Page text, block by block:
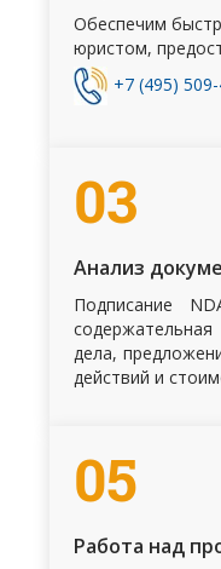
Обеспечим
юристом,
+7 (495)
03
Анализ
Подписание
дела,
действий и
05
Работа над